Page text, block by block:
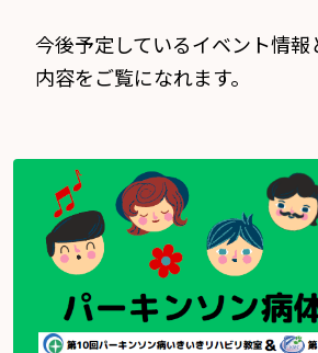
今後予定しているイベント情報
内容をご覧になれます。